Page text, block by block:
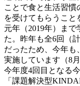
ことで食と生活習慣
を受けてもらうこと
元年（2019年）ま
た。昨年も全6回（
だったため、今年も
実施しています（8
今年度4回目となる
「課題解決型